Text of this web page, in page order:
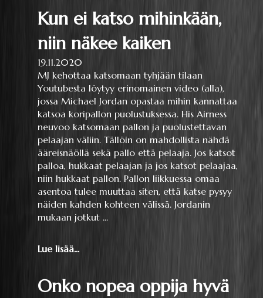
Kun ei katso mihinkään,
niin näkee kaiken
19.11.2020
MJ kehottaa katsomaan tyhjään tilaan
Youtubesta löytyy erinomainen video (alla),
jossa Michael Jordan opastaa mihin kannattaa
katsoa koripallon puolustuksessa. His Airness
neuvoo katsomaan pallon ja puolustettavan
pelaajan väliin. Tällöin on mahdollista nähdä
ääreisnäöllä sekä pallo että pelaaja. Jos katsot
palloa, hukkaat pelaajan ja jos katsot pelaajaa,
niin hukkaat pallon. Pallon liikkuessa omaa
asentoa tulee muuttaa siten, että katse pysyy
näiden kahden kohteen välissä. Jordanin
mukaan jotkut ...
Lue lisää...
Onko nopea oppija hyvä